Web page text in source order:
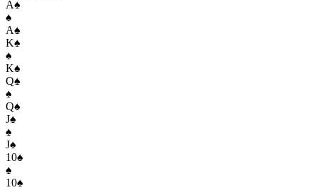
A♠
♠
A♠
K♠
♠
K♠
Q♠
♠
Q♠
J♠
♠
J♠
10♠
♠
10♠